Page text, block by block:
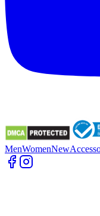
MenWomenNew